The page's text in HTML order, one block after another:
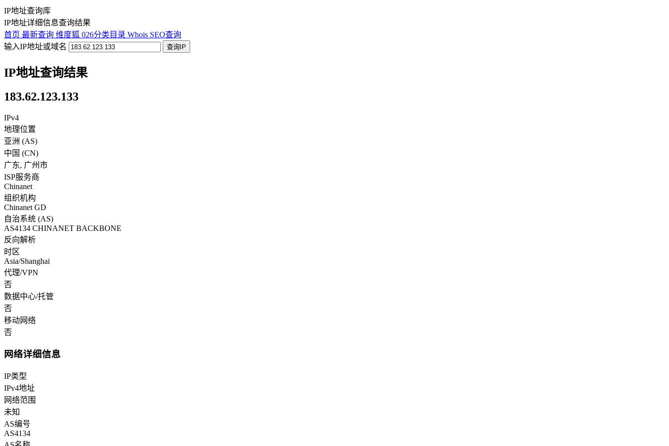
IP地址查询库
IP地址详细信息查询结果
首页 最新查询 维度狐 026分类目录 Whois SEO查询
输入IP地址或域名
查询IP
IP地址查询结果
183.62.123.133
IPv4
地理位置
亚洲 (AS)
中国 (CN)
广东, 广州市
ISP服务商
Chinanet
组织机构
Chinanet GD
自治系统 (AS)
AS4134 CHINANET BACKBONE
反向解析
时区
Asia/Shanghai
代理/VPN
否
数据中心/托管
否
移动网络
否
网络详细信息
IP类型
IPv4地址
网络范围
未知
AS编号
AS4134